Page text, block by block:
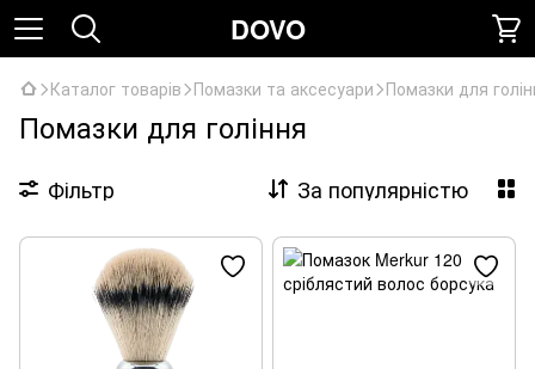
DOVO
Каталог товарів Помазки та аксесуари Помазки для
Помазки для гоління
Фільтр За популярністю